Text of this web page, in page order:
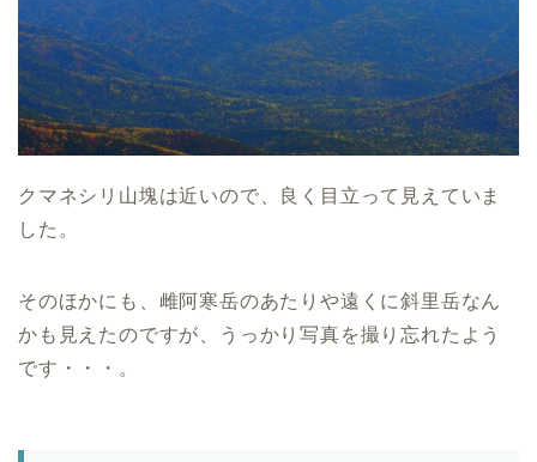
クマネシリ山塊は近いので、良く目立って見えていま
した。
そのほかにも、雌阿寒岳のあたりや遠くに斜里岳なん
かも見えたのですが、うっかり写真を撮り忘れたよう
です・・・。